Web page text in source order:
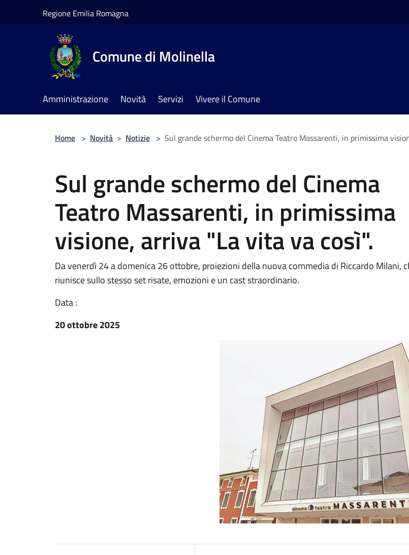
Regione Emilia Romagna
Comune di Molinella
Amministrazione Novità Servizi Vivere il Comune
Home > Novità > Notizie > Sul grande schermo del Cinema Teatro Massarenti, in primissima
Sul grande schermo del Cinema
Teatro Massarenti, in primissima
visione, arriva "La vita va così".
Da venerdì 24 a domenica 26 ottobre, proiezioni della nuova commedia di Riccardo Milani,
riunisce sullo stesso set risate, emozioni e un cast straordinario.
Data :
20 ottobre 2025